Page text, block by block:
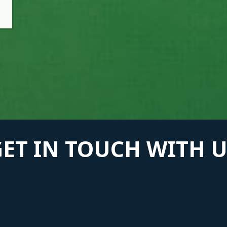
IN TOUCH WITH